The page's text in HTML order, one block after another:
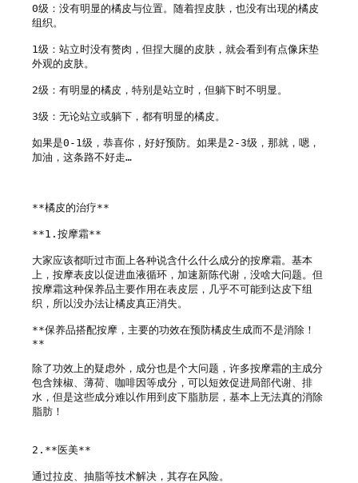
0级：没有明显的橘皮与位置。随着捏皮肤，也没有出现的橘皮
组织。
1级：站立时没有赘肉，但捏大腿的皮肤，就会看到有点像床垫
外观的皮肤。
2级：有明显的橘皮，特别是站立时，但躺下时不明显。
3级：无论站立或躺下，都有明显的橘皮。
如果是0-1级，恭喜你，好好预防。如果是2-3级，那就，嗯，
加油，这条路不好走…
**橘皮的治疗**
**1.按摩霜**
大家应该都听过市面上各种说含什么什么成分的按摩霜。基本
上，按摩表皮以促进血液循环，加速新陈代谢，没啥大问题。但
按摩霜这种保养品主要作用在表皮层，几乎不可能到达皮下组
织，所以没办法让橘皮真正消失。
**保养品搭配按摩，主要的功效在预防橘皮生成而不是消除！
**
除了功效上的疑虑外，成分也是个大问题，许多按摩霜的主成分
包含辣椒、薄荷、咖啡因等成分，可以短效促进局部代谢、排
水，但是这些成分难以作用到皮下脂肪层，基本上无法真的消除
脂肪！
2.**医美**
通过拉皮、抽脂等技术解决，其存在风险。